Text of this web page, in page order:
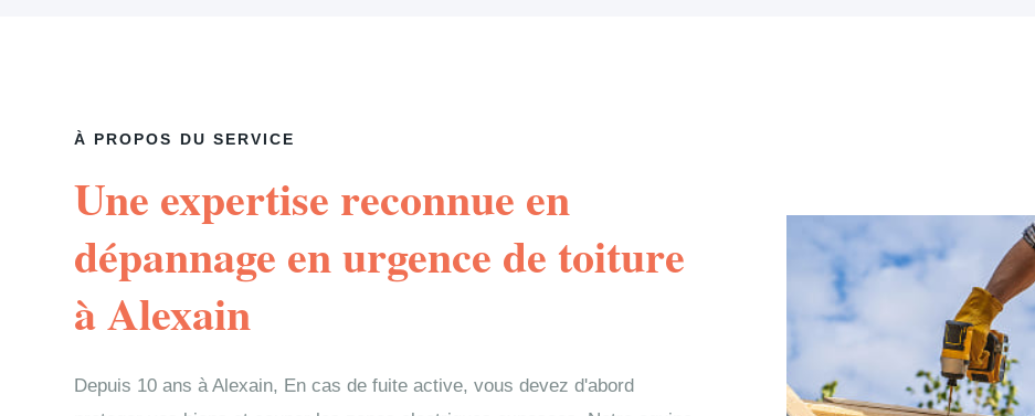
À PROPOS DU SERVICE
Une expertise reconnue en
dépannage en urgence de toiture
à Alexain
Depuis 10 ans à Alexain, En cas de fuite active, vous devez d'abord